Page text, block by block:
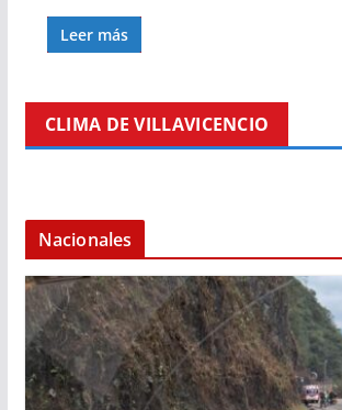
Leer más
CLIMA DE VILLAVICENCIO
Nacionales